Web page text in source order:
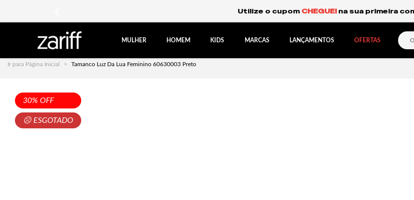
Frete Grátis Expresso para o Sul e São
MULHER HOMEM KIDS MARCAS LANÇAMENTOS OFERTAS
Ir para Página Inicial Tamanco Luz Da Lua Feminino 60630003 Preto
30% OFF
☹ ESGOTADO